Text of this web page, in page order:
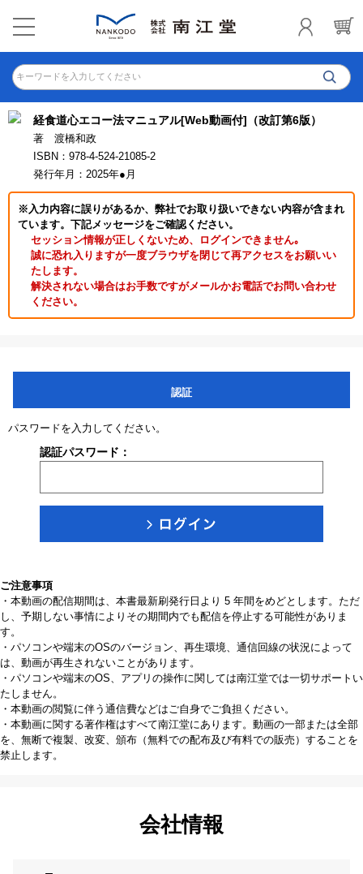
キーワードを入力してください
経食道心エコー法マニュアル[Web動画付]（改訂第6版）
著 渡橋和政
ISBN：978-4-524-21085-2
発行年月：2025年●月
※入力内容に誤りがあるか、弊社でお取り扱いできない内容が含まれ
ています。下記メッセージをご確認ください。
セッション情報が正しくないため、ログインできません｡
誠に恐れ入りますが一度ブラウザを閉じて再アクセスをお願いい
たします。
解決されない場合はお手数ですがメールかお電話でお問い合わせ
ください。
認証
パスワードを入力してください。
認証パスワード：
ご注意事項
・本動画の配信期間は、本書最新刷発行日より 5 年間をめどとします。ただ
し、予期しない事情によりその期間内でも配信を停止する可能性がありま
す。
・パソコンや端末のOSのバージョン、再生環境、通信回線の状況によって
は、動画が再生されないことがあります。
・パソコンや端末のOS、アプリの操作に関しては南江堂では一切サポートい
たしません。
・本動画の閲覧に伴う通信費などはご自身でご負担ください。
・本動画に関する著作権はすべて南江堂にあります。動画の一部または全部
を、無断で複製、改変、頒布（無料での配布及び有料での販売）することを
禁止します。
会社情報